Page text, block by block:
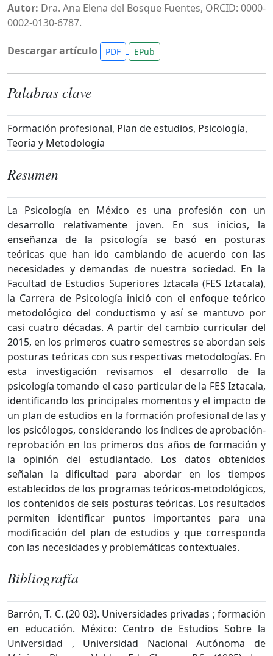
Autor: Dra. Ana Elena del Bosque Fuentes, ORCID: 0000-
0002-0130-6787.
Descargar artículo PDF EPub
Palabras clave
Formación profesional, Plan de estudios, Psicología,
Teoría y Metodología
Resumen
La Psicología en México es una profesión con un
desarrollo relativamente joven. En sus inicios, la
enseñanza de la psicología se basó en posturas
teóricas que han ido cambiando de acuerdo con las
necesidades y demandas de nuestra sociedad. En la
Facultad de Estudios Superiores Iztacala (FES Iztacala),
la Carrera de Psicología inició con el enfoque teórico
metodológico del conductismo y así se mantuvo por
casi cuatro décadas. A partir del cambio curricular del
2015, en los primeros cuatro semestres se abordan seis
posturas teóricas con sus respectivas metodologías. En
esta investigación revisamos el desarrollo de la
psicología tomando el caso particular de la FES Iztacala,
identificando los principales momentos y el impacto de
un plan de estudios en la formación profesional de las y
los psicólogos, considerando los índices de aprobación-
reprobación en los primeros dos años de formación y
la opinión del estudiantado. Los datos obtenidos
señalan la dificultad para abordar en los tiempos
establecidos de los programas teóricos-metodológicos,
los contenidos de seis posturas teóricas. Los resultados
permiten identificar puntos importantes para una
modificación del plan de estudios y que corresponda
con las necesidades y problemáticas contextuales.
Bibliografía
Barrón, T. C. (20 03). Universidades privadas ; formación
en educación. México: Centro de Estudios Sobre la
Universidad , Universidad Nacional Autónoma de